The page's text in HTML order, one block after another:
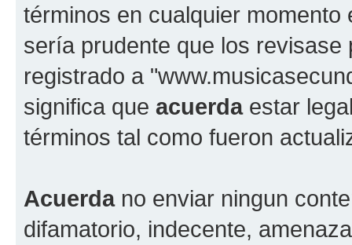
términos en cualquier
sería prudente que los
registrado a
significa que acuerdaestar
términos tal como fueron
Acuerdano enviar ningun
difamatorio, indecente,